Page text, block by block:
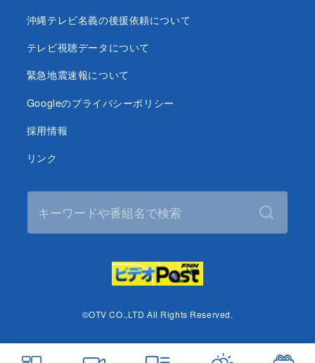
沖縄テレビ名義の後援依頼について
テレビ視聴データについて
緊急地震速報について
Googleのプライバシーポリシー
採用情報
リンク
©OTV CO.,LTD All Rights Reserved.